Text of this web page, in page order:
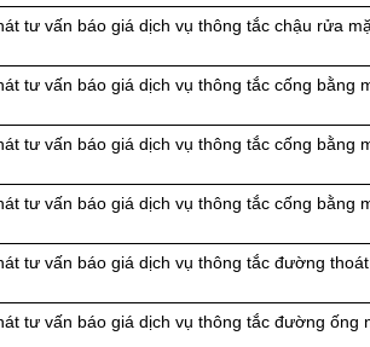
tư vấn báo giá dịch vụ thông tắc chậu rửa
tư vấn báo giá dịch vụ thông tắc cống bằng
tư vấn báo giá dịch vụ thông tắc cống bằng
tư vấn báo giá dịch vụ thông tắc cống bằng
tư vấn báo giá dịch vụ thông tắc đường
tư vấn báo giá dịch vụ thông tắc đường ống